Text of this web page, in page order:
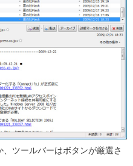
ツールバーはボタンが厳選さ